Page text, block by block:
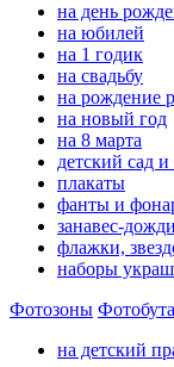
на день
на юбилей
на 1 годик
на свадьбу
на рождение
на новый год
на 8 марта
детский сад
плакаты
фанты и
занавес-
флажки,
наборы
Фотозоны
на детский